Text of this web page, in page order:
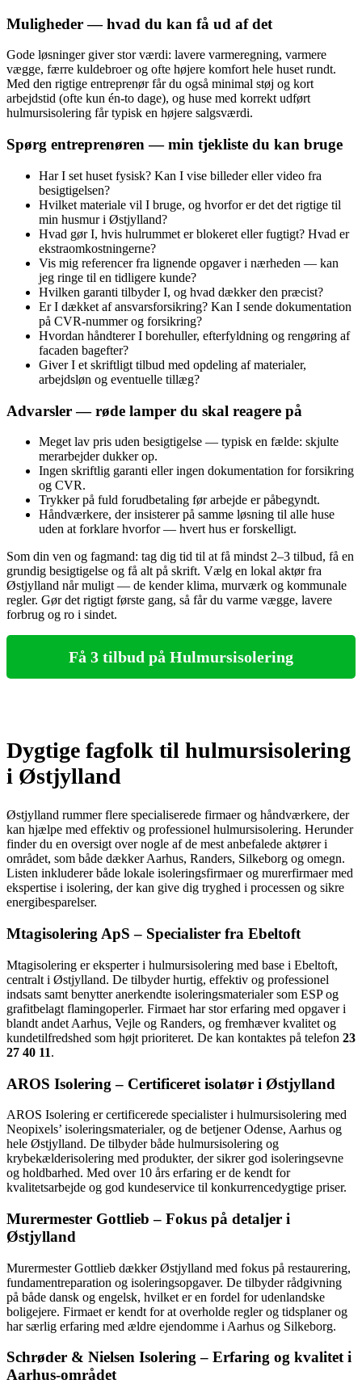
Muligheder — hvad du kan få ud af det
Gode løsninger giver stor værdi: lavere varmeregning, varmere
vægge, færre kuldebroer og ofte højere komfort hele huset rundt.
Med den rigtige entreprenør får du også minimal støj og kort
arbejdstid (ofte kun én-to dage), og huse med korrekt udført
hulmursisolering får typisk en højere salgsværdi.
Spørg entreprenøren — min tjekliste du kan bruge
Har I set huset fysisk? Kan I vise billeder eller video fra
besigtigelsen?
Hvilket materiale vil I bruge, og hvorfor er det det rigtige til
min husmur i Østjylland?
Hvad gør I, hvis hulrummet er blokeret eller fugtigt? Hvad er
ekstraomkostningerne?
Vis mig referencer fra lignende opgaver i nærheden — kan
jeg ringe til en tidligere kunde?
Hvilken garanti tilbyder I, og hvad dækker den præcist?
Er I dækket af ansvarsforsikring? Kan I sende dokumentation
på CVR-nummer og forsikring?
Hvordan håndterer I borehuller, efterfyldning og rengøring af
facaden bagefter?
Giver I et skriftligt tilbud med opdeling af materialer,
arbejdsløn og eventuelle tillæg?
Advarsler — røde lamper du skal reagere på
Meget lav pris uden besigtigelse — typisk en fælde: skjulte
merarbejder dukker op.
Ingen skriftlig garanti eller ingen dokumentation for forsikring
og CVR.
Trykker på fuld forudbetaling før arbejde er påbegyndt.
Håndværkere, der insisterer på samme løsning til alle huse
uden at forklare hvorfor — hvert hus er forskelligt.
Som din ven og fagmand: tag dig tid til at få mindst 2–3 tilbud, få en
grundig besigtigelse og få alt på skrift. Vælg en lokal aktør fra
Østjylland når muligt — de kender klima, murværk og kommunale
regler. Gør det rigtigt første gang, så får du varme vægge, lavere
forbrug og ro i sindet.
Få 3 tilbud på Hulmursisolering
Dygtige fagfolk til hulmursisolering
i Østjylland
Østjylland rummer flere specialiserede firmaer og håndværkere, der
kan hjælpe med effektiv og professionel hulmursisolering. Herunder
finder du en oversigt over nogle af de mest anbefalede aktører i
området, som både dækker Aarhus, Randers, Silkeborg og omegn.
Listen inkluderer både lokale isoleringsfirmaer og murerfirmaer med
ekspertise i isolering, der kan give dig tryghed i processen og sikre
energibesparelser.
Mtagisolering ApS – Specialister fra Ebeltoft
Mtagisolering er eksperter i hulmursisolering med base i Ebeltoft,
centralt i Østjylland. De tilbyder hurtig, effektiv og professionel
indsats samt benytter anerkendte isoleringsmaterialer som ESP og
grafitbelagt flamingoperler. Firmaet har stor erfaring med opgaver i
blandt andet Aarhus, Vejle og Randers, og fremhæver kvalitet og
kundetilfredshed som højt prioriteret. De kan kontaktes på telefon 23
27 40 11.
AROS Isolering – Certificeret isolatør i Østjylland
AROS Isolering er certificerede specialister i hulmursisolering med
Neopixels’ isoleringsmaterialer, og de betjener Odense, Aarhus og
hele Østjylland. De tilbyder både hulmursisolering og
krybekælderisolering med produkter, der sikrer god isoleringsevne
og holdbarhed. Med over 10 års erfaring er de kendt for
kvalitetsarbejde og god kundeservice til konkurrencedygtige priser.
Murermester Gottlieb – Fokus på detaljer i
Østjylland
Murermester Gottlieb dækker Østjylland med fokus på restaurering,
fundamentreparation og isoleringsopgaver. De tilbyder rådgivning
på både dansk og engelsk, hvilket er en fordel for udenlandske
boligejere. Firmaet er kendt for at overholde regler og tidsplaner og
har særlig erfaring med ældre ejendomme i Aarhus og Silkeborg.
Schrøder & Nielsen Isolering – Erfaring og kvalitet i
Aarhus-området